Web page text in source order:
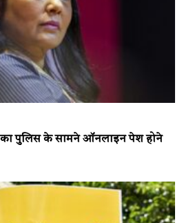
का पुलिस के सामने ऑनलाइन पेश होने